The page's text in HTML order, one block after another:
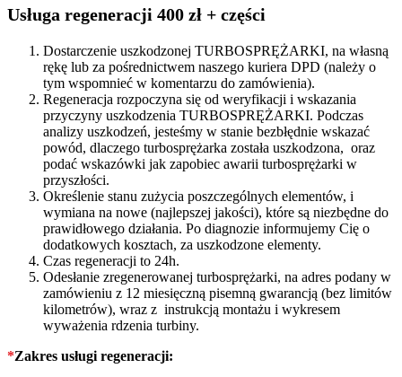
03G253014K
quantity
Usługa regeneracji 400 zł + części
Dostarczenie uszkodzonej TURBOSPRĘŻARKI, na własną
rękę lub za pośrednictwem naszego kuriera DPD (należy o
tym wspomnieć w komentarzu do zamówienia).
Regeneracja rozpoczyna się od weryfikacji i wskazania
przyczyny uszkodzenia TURBOSPRĘŻARKI. Podczas
analizy uszkodzeń, jesteśmy w stanie bezbłędnie wskazać
powód, dlaczego turbosprężarka została uszkodzona, oraz
podać wskazówki jak zapobiec awarii turbosprężarki w
przyszłości.
Określenie stanu zużycia poszczególnych elementów, i
wymiana na nowe (najlepszej jakości), które są niezbędne do
prawidłowego działania. Po diagnozie informujemy Cię o
dodatkowych kosztach, za uszkodzone elementy.
Czas regeneracji to 24h.
Odesłanie zregenerowanej turbosprężarki, na adres podany w
zamówieniu z 12 miesięczną pisemną gwarancją (bez limitów
kilometrów), wraz z instrukcją montażu i wykresem
wyważenia rdzenia turbiny.
*Zakres usługi regeneracji: